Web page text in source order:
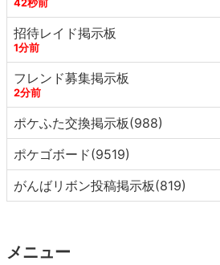
42秒前
招待レイド掲示板
1分前
フレンド募集掲示板
2分前
ポケふた交換掲示板(988)
ポケゴボード(9519)
がんばリボン投稿掲示板(819)
メニュー